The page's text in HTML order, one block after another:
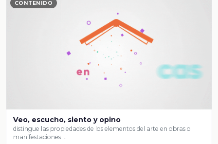
CONTENIDO
Veo, escucho, siento y opino
distingue las propiedades de los elementos del arte en obras o
manifestaciones …